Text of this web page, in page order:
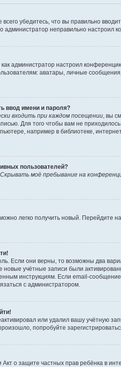
убедитесь, что вы правильно
администратор неправильно настроил
как администратор настроил
аватары, личные
ввод имени и пароля?
входить при каждом посещении, вы
Для того чтобы вам не
например в библиотеке,
пользователей?
Скрывать моё пребывание на
легко получить новый. Перейдите
Если они верны, то возможны два
новые учётные записи были
инструкциям. Если email-
с администратором.
или удалил вашу учётную
попробуйте
Акт о защите частных прав ребёнка в